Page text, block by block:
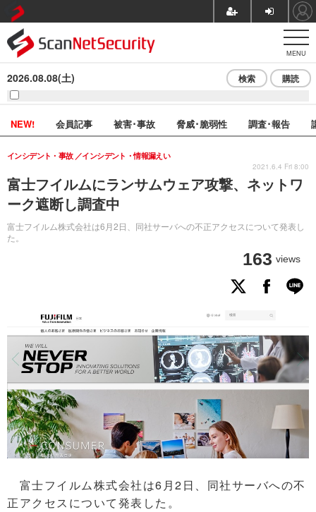
MENU
2026.08.08(土) 検索 購読
NEW! 会員記事 被害･事故 脅威･脆弱性 調査･報告
富士フイルムにランサムウェア攻撃、ネットワ
ーク遮断し調査中
富士フイルム株式会社は6月2日、同社サーバへの不正アクセスについて発表し
た。
インシデント・事故 インシデント・情報漏えい
163 views
2021.6.4 Fri 8:00
富士フイルム株式会社は6月2日、同社サーバへの不
正アクセスについて発表した。